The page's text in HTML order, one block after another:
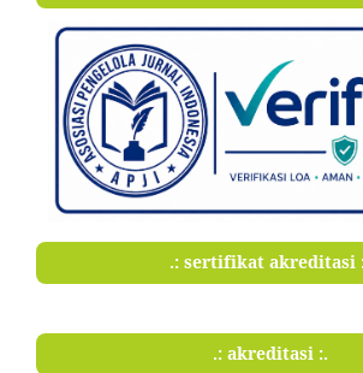
.: sertifikat akreditasi
.: akreditasi :.